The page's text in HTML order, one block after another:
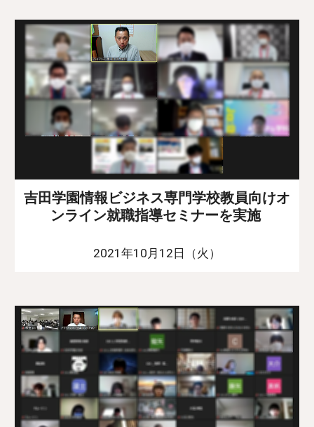
吉田学園情報ビジネス専門学校教員向けオ
ンライン就職指導セミナーを実施
2021年10月12日（火）